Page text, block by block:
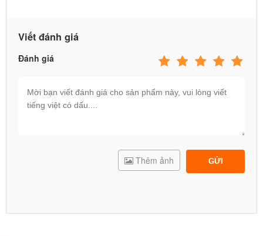
Viết đánh giá
Đánh giá
GỬI
Thêm ảnh